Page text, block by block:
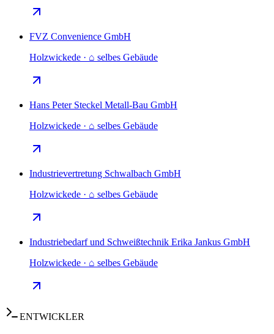
FVZ Convenience GmbH
Holzwickede · ⌂ selbes Gebäude
Hans Peter Steckel Metall-Bau GmbH
Holzwickede · ⌂ selbes Gebäude
Industrievertretung Schwalbach GmbH
Holzwickede · ⌂ selbes Gebäude
Industriebedarf und Schweißtechnik Erika Jankus GmbH
Holzwickede · ⌂ selbes Gebäude
ENTWICKLER